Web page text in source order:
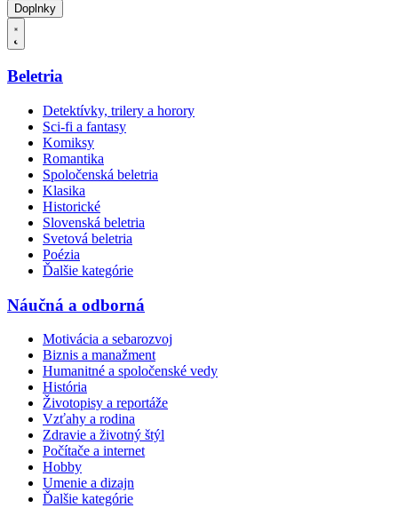
Doplnky
Beletria
Detektívky, trilery a horory
Sci-fi a fantasy
Komiksy
Romantika
Spoločenská beletria
Klasika
Historické
Slovenská beletria
Svetová beletria
Poézia
Ďalšie kategórie
Náučná a odborná
Motivácia a sebarozvoj
Biznis a manažment
Humanitné a spoločenské vedy
História
Životopisy a reportáže
Vzťahy a rodina
Zdravie a životný štýl
Počítače a internet
Hobby
Umenie a dizajn
Ďalšie kategórie